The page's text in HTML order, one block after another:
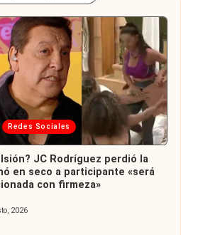
Redes Sociales
JC Rodríguez perdió la
en seco a participante «será
con firmeza»
2026